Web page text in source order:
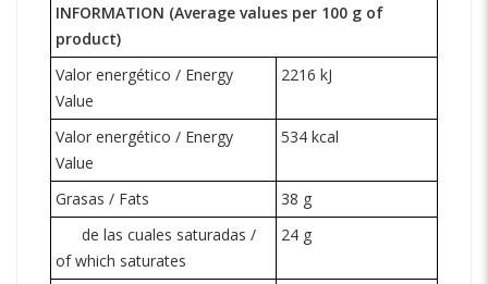
INFORMATION (Average values per 100 g of
product)
Valor energético / Energy
Value
2216 kJ
Valor energético / Energy
Value
534 kcal
Grasas / Fats
38 g
de las cuales saturadas /
of which saturates
24 g